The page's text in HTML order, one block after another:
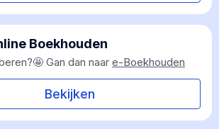
Boekhouden
Gan dan naar e-Boekhouden
Bekijken